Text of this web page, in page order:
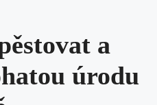
a
úrodu